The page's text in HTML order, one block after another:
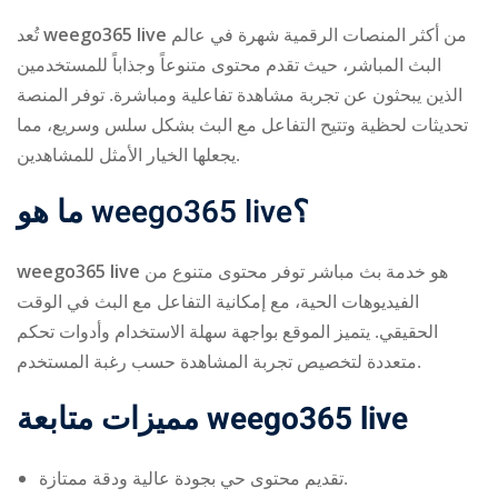
تُعدweego365 live
البث المباشر، حيث تقدم محتوى متنوعاً وجذاباً للمستخدمين
الذين يبحثون عن تجربة مشاهدة تفاعلية ومباشرة. توفر المنصة
تحديثات لحظية وتتيح التفاعل مع البث بشكل سلس وسريع، مما
يجعلها الخيار الأمثل للمشاهدين.
weego365 live؟
weego365 live
الفيديوهات الحية، مع إمكانية التفاعل مع البث في الوقت
الحقيقي. يتميز الموقع بواجهة سهلة الاستخدام وأدوات تحكم
متعددة لتخصيص تجربة المشاهدة حسب رغبة المستخدم.
weego365 live
تقديم محتوى حي بجودة عالية ودقة ممتازة.